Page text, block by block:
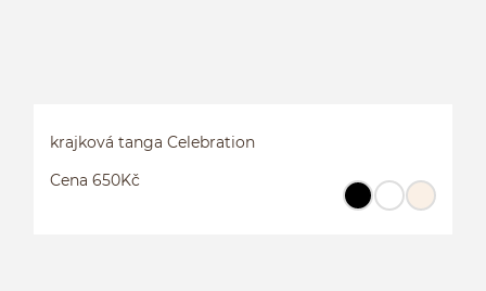
krajková tanga Celebration
Cena 650Kč